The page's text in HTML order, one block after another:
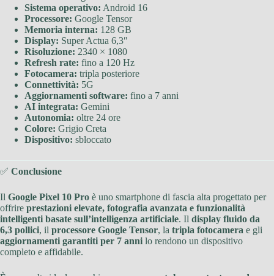
Sistema operativo: Android 16
Processore: Google Tensor
Memoria interna: 128 GB
Display: Super Actua 6,3″
Risoluzione: 2340 × 1080
Refresh rate: fino a 120 Hz
Fotocamera: tripla posteriore
Connettività: 5G
Aggiornamenti software: fino a 7 anni
AI integrata: Gemini
Autonomia: oltre 24 ore
Colore: Grigio Creta
Dispositivo: sbloccato
✅ Conclusione
Il Google Pixel 10 Pro è uno smartphone di fascia alta progettato per
offrire prestazioni elevate, fotografia avanzata e funzionalità
intelligenti basate sull’intelligenza artificiale. Il display fluido da
6,3 pollici, il processore Google Tensor, la tripla fotocamera e gli
aggiornamenti garantiti per 7 anni lo rendono un dispositivo
completo e affidabile.